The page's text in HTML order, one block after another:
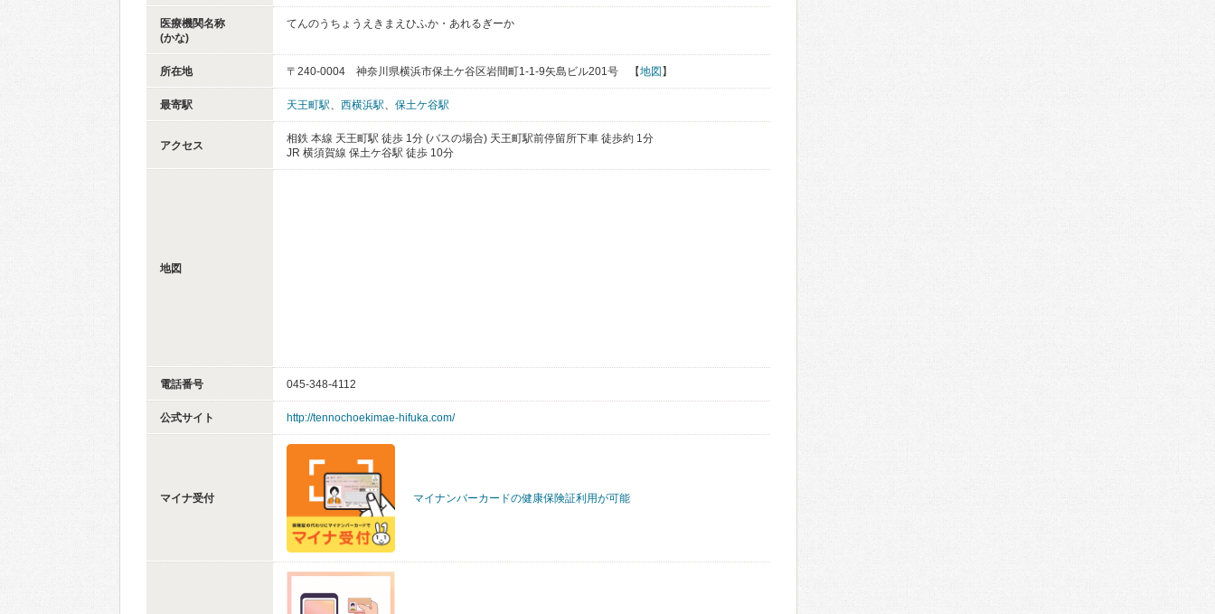
医療機関名称
(かな)
てんのうちょうえきまえひふか・あれるぎーか
所在地 〒240-0004 神奈川県横浜市保土ケ谷区岩間町1-1-9矢島ビル201号 【地図 】
最寄駅 天王町駅、 西横浜駅、 保土ケ谷駅
アクセス
相鉄 本線 天王町駅 徒歩 1分 (バスの場合) 天王町駅前停留所下車 徒歩約 1分
JR 横須賀線 保土ケ谷駅 徒歩 10分
地図
電話番号 045-348-4112
公式サイト http://tennochoekimae-hifuka.com/
マイナ受付 マイナンバーカードの健康保険証利用が可能